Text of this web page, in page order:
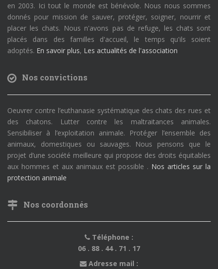
en 2003. Ici tout le monde est bénévole. Nous nous sommes
donnés pour mission de sauver, protéger, soigner, nourrir et
placer les chats. Nous n'avons pas de refuge, les chats sont
placés dans des familles d'accueil, le temps qu'ils soient
adoptés. En savoir plus, Les actualités de l'association
Nos convictions
Oeuvrer contre l’euthanasie systématique des chats des rues et
des chatons. Lutter contre les maltraitances animales.
Sensibiliser à l’exploitation animale. Protéger l’ensemble des
animaux, domestiques ou sauvages. Nous pensons que le
projet d’une société meilleure qui propose des droits équitables
aux hommes et aux animaux est possible . Nos articles sur la
protection animale
Nos coordonnés
Téléphone :
06 . 88 . 44 . 71 . 17
Adresse mail :